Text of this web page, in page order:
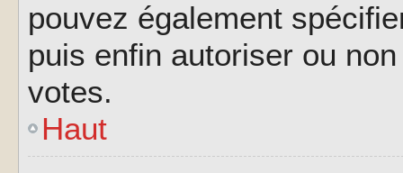
pouvez également
puis enfin autoriser ou
votes.
Haut